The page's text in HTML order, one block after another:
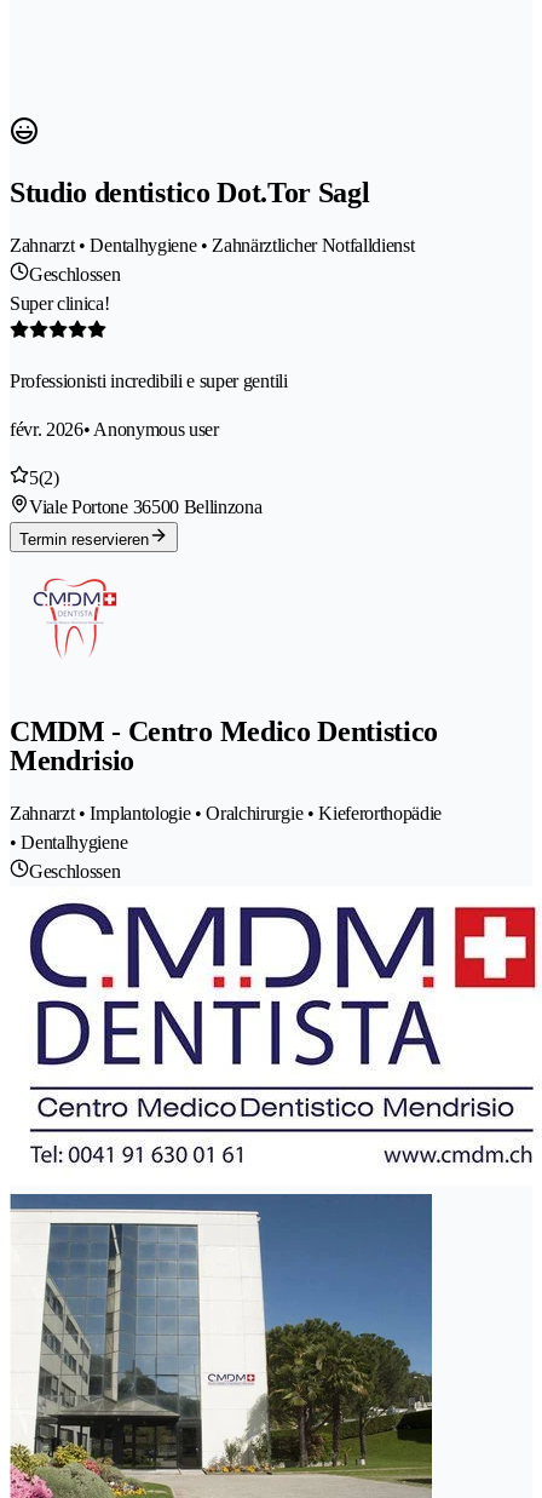
Studio dentistico Dot.Tor Sagl
Zahnarzt • Dentalhygiene • Zahnärztlicher Notfalldienst
Geschlossen
Super clinica!
Professionisti incredibili e super gentili
févr. 2026• Anonymous user
5(2)
Viale Portone 36500 Bellinzona
Termin reservieren
CMDM - Centro Medico Dentistico
Mendrisio
Zahnarzt • Implantologie • Oralchirurgie • Kieferorthopädie
• Dentalhygiene
Geschlossen